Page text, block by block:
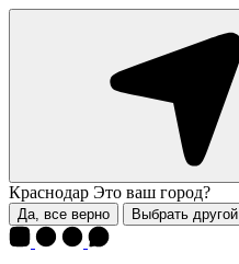
Краснодар Это ваш город?
Да, все верно Выбрать другой